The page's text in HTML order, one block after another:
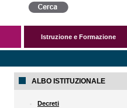
Istruzione e Formazione
ALBO ISTITUZIONALE
Decreti